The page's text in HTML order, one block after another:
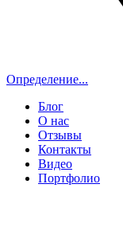
Определение...
Блог
О нас
Отзывы
Контакты
Видео
Портфолио